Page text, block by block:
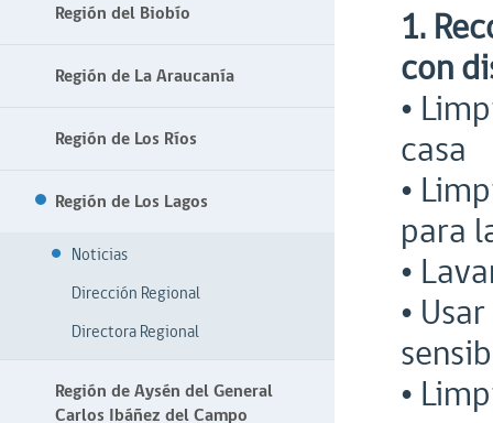
Región del Biobío
Región de La Araucanía
Región de Los Ríos
Región de Los Lagos
Noticias
Dirección Regional
Directora Regional
Región de Aysén del General
Carlos Ibáñez del Campo
1.
con
•
casa
•
para
•
•
•